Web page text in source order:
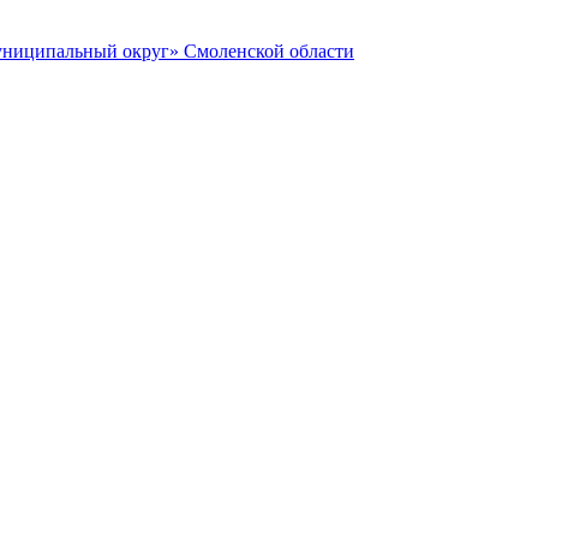
округ» Смоленской области